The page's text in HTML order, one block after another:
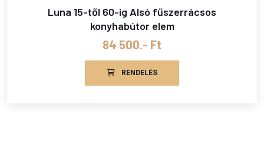
Luna 15-től 60-ig Alsó fűszerrácsos
konyhabútor elem
84 500.- Ft
RENDELÉS